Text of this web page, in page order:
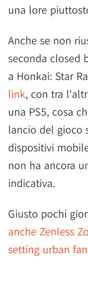
una lore
Anche se non
seconda closed
a Honkai: Star
link, con tra
una PS5, cosa
lancio del gioco
dispositivi
non ha ancora
indicativa.
Giusto pochi
anche Zenless
setting urban